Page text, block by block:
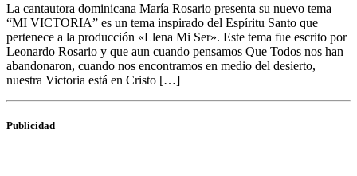
La cantautora dominicana María Rosario presenta su nuevo tema
“MI VICTORIA” es un tema inspirado del Espíritu Santo que
pertenece a la producción «Llena Mi Ser». Este tema fue escrito por
Leonardo Rosario y que aun cuando pensamos Que Todos nos han
abandonaron, cuando nos encontramos en medio del desierto,
nuestra Victoria está en Cristo […]
Publicidad